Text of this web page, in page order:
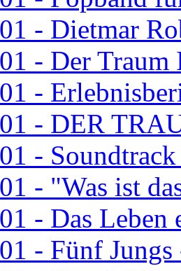
- Dietmar
- Der Traum
-
- DER
-
- "Was ist
- Das Leben
- Fünf